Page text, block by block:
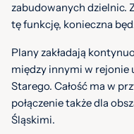
zabudowanych dzielnic.
tę funkcję, konieczna
Plany zakładają
między innymi w rejonie
Starego. Całość ma w
połączenie także dla
Śląskimi.